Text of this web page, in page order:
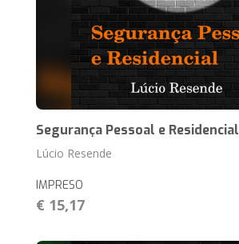
Segurança Pessoal e Residencial
Lúcio Resende
IMPRESO
€ 15,17